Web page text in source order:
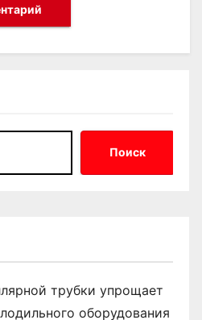
Поиск
трубки упрощает
оборудования